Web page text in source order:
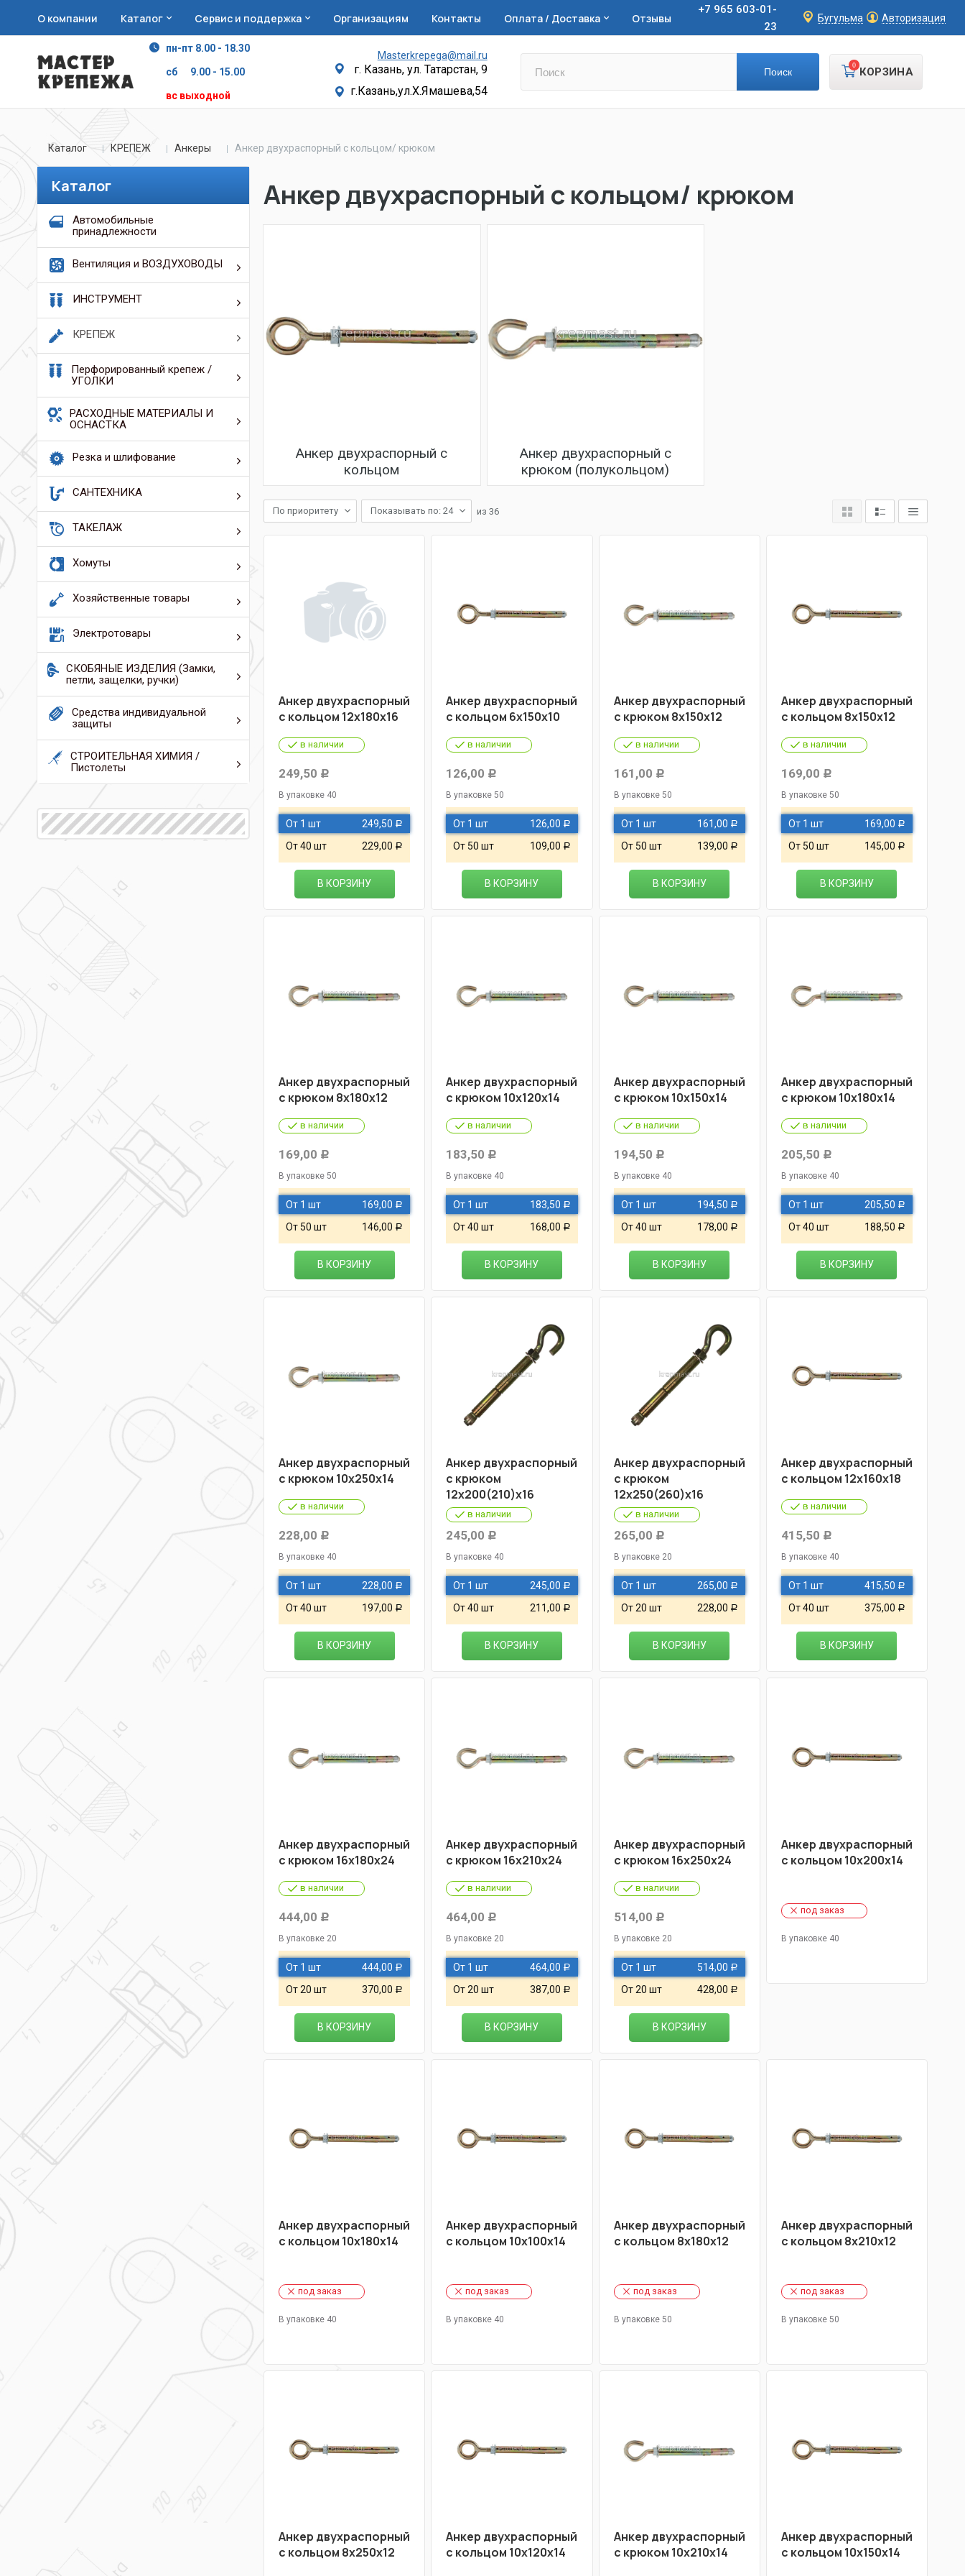
О компании Каталог Сервис и поддержка Организациям Контакты Оплата / Доставка Отзывы
+7 965 603-01-
23
Бугульма Авторизация
пн-пт 8.00 - 18.30
сб 9.00 - 15.00
вс выходной
Masterkrepega@mail.ru
г. Казань, ул. Татарстан, 9
г.Казань,ул.Х.Ямашева,54
КОРЗИНА
0
Каталог КРЕПЕЖ Анкеры Анкер двухраспорный с кольцом/ крюком
Каталог
Автомобильные
принадлежности
Вентиляция и ВОЗДУХОВОДЫ
ИНСТРУМЕНТ
КРЕПЕЖ
Перфорированный крепеж /
УГОЛКИ
РАСХОДНЫЕ МАТЕРИАЛЫ И
ОСНАСТКА
Резка и шлифование
САНТЕХНИКА
ТАКЕЛАЖ
Хомуты
Хозяйственные товары
Электротовары
СКОБЯНЫЕ ИЗДЕЛИЯ (Замки,
петли, защелки, ручки)
Средства индивидуальной
защиты
СТРОИТЕЛЬНАЯ ХИМИЯ /
Пистолеты
Анкер двухраспорный с кольцом/ крюком
Анкер двухраспорный с
кольцом
Анкер двухраспорный с
крюком (полукольцом)
По приоритету Показывать по: 24 из 36
Анкер двухраспорный
с кольцом 12х180х16
в наличии
249,50 Р
В упаковке 40
От 1 шт 249,50 Р
От 40 шт 229,00 Р
В КОРЗИНУ
Анкер двухраспорный
с кольцом 6х150х10
в наличии
126,00 Р
В упаковке 50
От 1 шт 126,00 Р
От 50 шт 109,00 Р
В КОРЗИНУ
Анкер двухраспорный
с крюком 8х150х12
в наличии
161,00 Р
В упаковке 50
От 1 шт 161,00 Р
От 50 шт 139,00 Р
В КОРЗИНУ
Анкер двухраспорный
с кольцом 8х150х12
в наличии
169,00 Р
В упаковке 50
От 1 шт 169,00 Р
От 50 шт 145,00 Р
В КОРЗИНУ
Анкер двухраспорный
с крюком 8х180х12
в наличии
169,00 Р
В упаковке 50
От 1 шт 169,00 Р
От 50 шт 146,00 Р
В КОРЗИНУ
Анкер двухраспорный
с крюком 10х120х14
в наличии
183,50 Р
В упаковке 40
От 1 шт 183,50 Р
От 40 шт 168,00 Р
В КОРЗИНУ
Анкер двухраспорный
с крюком 10х150х14
в наличии
194,50 Р
В упаковке 40
От 1 шт 194,50 Р
От 40 шт 178,00 Р
В КОРЗИНУ
Анкер двухраспорный
с крюком 10х180х14
в наличии
205,50 Р
В упаковке 40
От 1 шт 205,50 Р
От 40 шт 188,50 Р
В КОРЗИНУ
Анкер двухраспорный
с крюком 10х250х14
в наличии
228,00 Р
В упаковке 40
От 1 шт 228,00 Р
От 40 шт 197,00 Р
В КОРЗИНУ
Анкер двухраспорный
с крюком
12х200(210)х16
в наличии
245,00 Р
В упаковке 40
От 1 шт 245,00 Р
От 40 шт 211,00 Р
В КОРЗИНУ
Анкер двухраспорный
с крюком
12х250(260)х16
в наличии
265,00 Р
В упаковке 20
От 1 шт 265,00 Р
От 20 шт 228,00 Р
В КОРЗИНУ
Анкер двухраспорный
с кольцом 12х160х18
в наличии
415,50 Р
В упаковке 40
От 1 шт 415,50 Р
От 40 шт 375,00 Р
В КОРЗИНУ
Анкер двухраспорный
с крюком 16х180х24
в наличии
444,00 Р
В упаковке 20
От 1 шт 444,00 Р
От 20 шт 370,00 Р
В КОРЗИНУ
Анкер двухраспорный
с крюком 16х210х24
в наличии
464,00 Р
В упаковке 20
От 1 шт 464,00 Р
От 20 шт 387,00 Р
В КОРЗИНУ
Анкер двухраспорный
с крюком 16х250х24
в наличии
514,00 Р
В упаковке 20
От 1 шт 514,00 Р
От 20 шт 428,00 Р
В КОРЗИНУ
Анкер двухраспорный
с кольцом 10х200х14
под заказ
В упаковке 40
Анкер двухраспорный
с кольцом 10х180х14
под заказ
В упаковке 40
Анкер двухраспорный
с кольцом 10х100х14
под заказ
В упаковке 40
Анкер двухраспорный
с кольцом 8х180х12
под заказ
В упаковке 50
Анкер двухраспорный
с кольцом 8х210х12
под заказ
В упаковке 50
Анкер двухраспорный
с кольцом 8х250х12
Анкер двухраспорный
с кольцом 10х120х14
Анкер двухраспорный
с крюком 10х210х14
Анкер двухраспорный
с кольцом 10х150х14